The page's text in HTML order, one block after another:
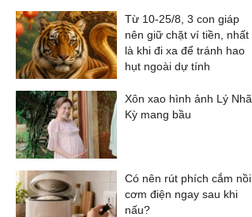
Từ 10-25/8, 3 con giáp
nên giữ chặt ví tiền, nhất
là khi đi xa để tránh hao
hụt ngoài dự tính
Xôn xao hình ảnh Lý Nhã
Kỳ mang bầu
Có nên rút phích cắm nồi
cơm điện ngay sau khi
nấu?